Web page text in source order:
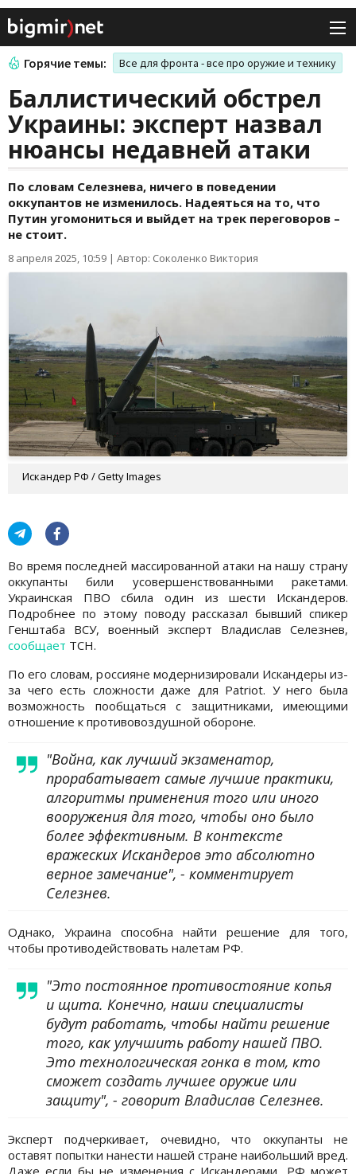
Горячие темы: Все для фронта - все про оружие и технику
Баллистический обстрел
Украины: эксперт назвал
нюансы недавней атаки
По словам Селезнева, ничего в поведении
оккупантов не изменилось. Надеяться на то, что
Путин угомониться и выйдет на трек переговоров –
не стоит.
8 апреля 2025, 10:59 | Автор: Соколенко Виктория
Искандер РФ / Getty Images
Во время последней массированной атаки на нашу страну
оккупанты били усовершенствованными ракетами.
Украинская ПВО сбила один из шести Искандеров.
Подробнее по этому поводу рассказал бывший спикер
Генштаба ВСУ, военный эксперт Владислав Селезнев,
сообщает ТСН.
По его словам, россияне модернизировали Искандеры из-
за чего есть сложности даже для Patriot. У него была
возможность пообщаться с защитниками, имеющими
отношение к противовоздушной обороне.
"Война, как лучший экзаменатор,
прорабатывает самые лучшие практики,
алгоритмы применения того или иного
вооружения для того, чтобы оно было
более эффективным. В контексте
вражеских Искандеров это абсолютно
верное замечание", - комментирует
Селезнев.
Однако, Украина способна найти решение для того,
чтобы противодействовать налетам РФ.
"Это постоянное противостояние копья
и щита. Конечно, наши специалисты
будут работать, чтобы найти решение
того, как улучшить работу нашей ПВО.
Это технологическая гонка в том, кто
сможет создать лучшее оружие или
защиту", - говорит Владислав Селезнев.
Эксперт подчеркивает, очевидно, что оккупанты не
оставят попытки нанести нашей стране наибольший вред.
Даже если бы не изменения с Искандерами, РФ может